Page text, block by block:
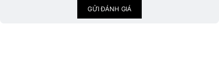
GỬI ĐÁNH GIÁ